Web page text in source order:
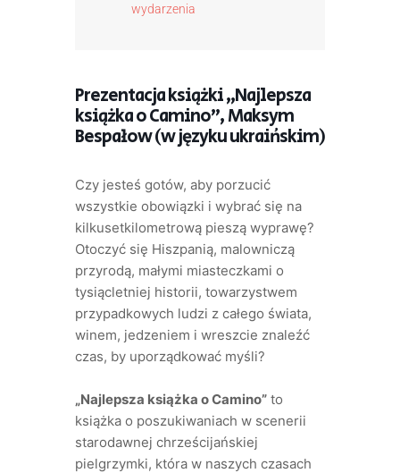
wydarzenia
Prezentacja książki „Najlepsza
książka o Camino”, Maksym
Bespałow (w języku ukraińskim)
Czy jesteś gotów, aby porzucić
wszystkie obowiązki i wybrać się na
kilkusetkilometrową pieszą wyprawę?
Otoczyć się Hiszpanią, malowniczą
przyrodą, małymi miasteczkami o
tysiącletniej historii, towarzystwem
przypadkowych ludzi z całego świata,
winem, jedzeniem i wreszcie znaleźć
czas, by uporządkować myśli?
„Najlepsza książka o Camino” to
książka o poszukiwaniach w scenerii
starodawnej chrześcijańskiej
pielgrzymki, która w naszych czasach